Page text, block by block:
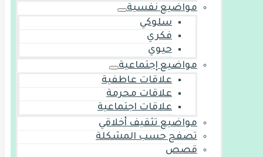
مواضيع نفسية
سلوكي
فكري
حيوي
مواضيع إجتماعية
علاقات عاطفية
علاقات محرمة
علاقات اجتماعية
مواضيع تثقيف أخلاقي
تصفح حسب المشكلة
قصص